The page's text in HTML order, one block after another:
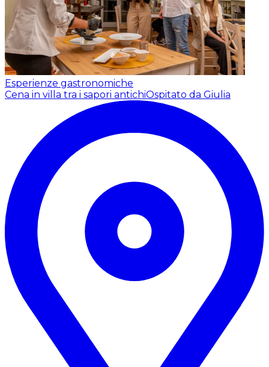
Esperienze gastronomiche
Cena in villa tra i sapori antichiOspitato da Giulia